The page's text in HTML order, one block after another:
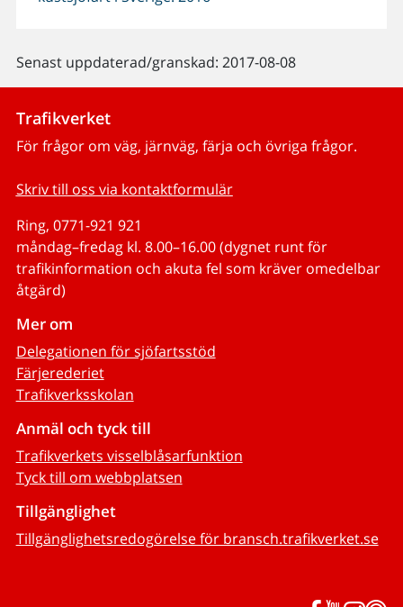
Senast uppdaterad/granskad: 2017-08-08
Trafikverket
För frågor om väg, järnväg, färja och övriga frågor.
Skriv till oss via kontaktformulär
Ring, 0771-921 921
måndag–fredag kl. 8.00–16.00 (dygnet runt för
trafikinformation och akuta fel som kräver omedelbar
åtgärd)
Mer om
Delegationen för sjöfartsstöd
Färjerederiet
Trafikverksskolan
Anmäl och tyck till
Trafikverkets visselblåsarfunktion
Tyck till om webbplatsen
Tillgänglighet
Tillgänglighetsredogörelse för bransch.trafikverket.se